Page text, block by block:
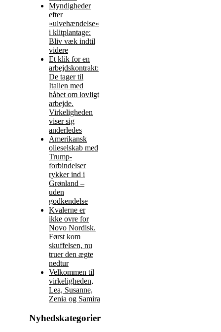
Myndigheder
efter
»ulvehændelse«
i klitplantage:
Bliv væk indtil
videre
Et klik for en
arbejdskontrakt:
De tager til
Italien med
håbet om lovligt
arbejde.
Virkeligheden
viser sig
anderledes
Amerikansk
olieselskab med
Trump-
forbindelser
rykker ind i
Grønland –
uden
godkendelse
Kvalerne er
ikke ovre for
Novo Nordisk.
Først kom
skuffelsen, nu
truer den ægte
nedtur
Velkommen til
virkeligheden,
Lea, Susanne,
Zenia og Samira
Nyhedskategorier